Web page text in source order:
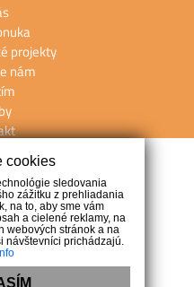
projekty
nám
902 01 Pezinok
247 257
cookies
sledovania
zážitku z prehliadania
na to, aby sme vám
a cielené reklamy, na
webových stránok a na
návštevníci prichádzajú.